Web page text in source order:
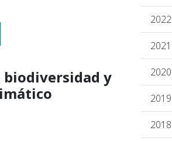
2022
2021
2020
2019
2018
biodiversidad y